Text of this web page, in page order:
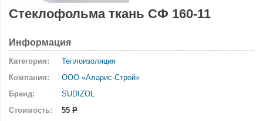
Стеклофольма ткань СФ 160-11
Информация
Категория:
Теплоизоляция
Компания:
ООО «Аларис-Строй»
Бренд:
SUDIZOL
Стоимость:
55 Р